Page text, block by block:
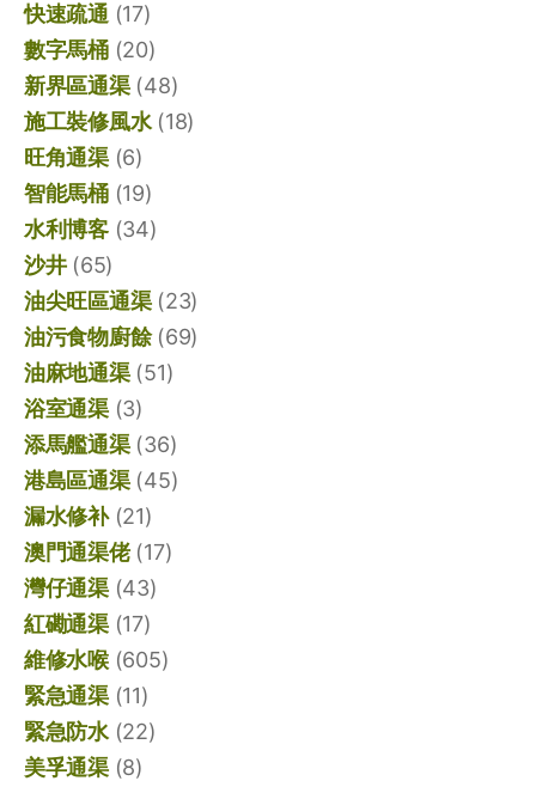
快速疏通 (17)
數字馬桶(20)
新界區通渠(48)
施工裝修風水(18)
旺角通渠(6)
智能馬桶(19)
水利博客(34)
沙井(65)
油尖旺區通渠(23)
油污食物廚餘(69)
油麻地通渠(51)
浴室通渠(3)
添馬艦通渠(36)
港島區通渠(45)
漏水修补(21)
澳門通渠佬(17)
灣仔通渠(43)
紅磡通渠(17)
維修水喉(605)
緊急通渠(11)
緊急防水(22)
美孚通渠(8)